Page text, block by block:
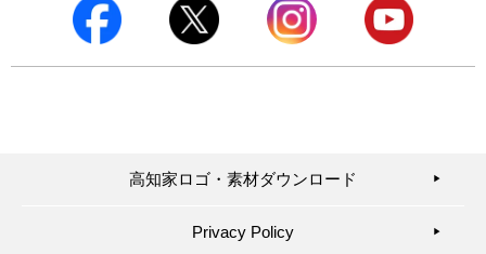
高知家ロゴ・素材ダウンロード ▶︎
Privacy Policy ▶︎